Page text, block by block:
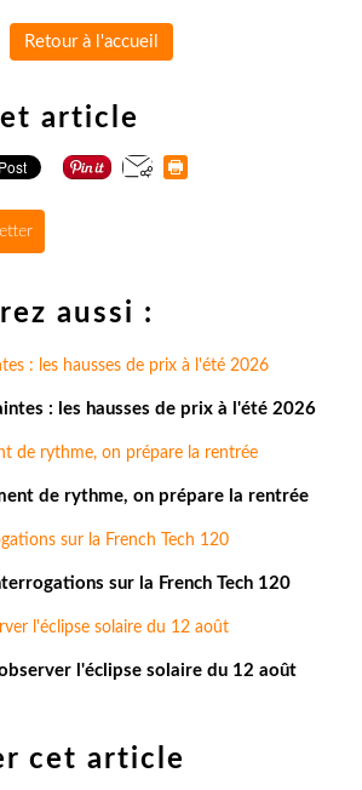
Retour à l'accueil
article
aussi :
: les hausses de prix à l'été 2026
de rythme, on prépare la rentrée
sur la French Tech 120
l'éclipse solaire du 12 août
cet article